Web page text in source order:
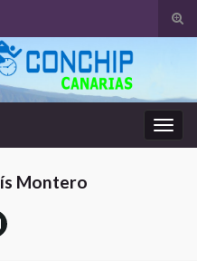
el
la
Montero